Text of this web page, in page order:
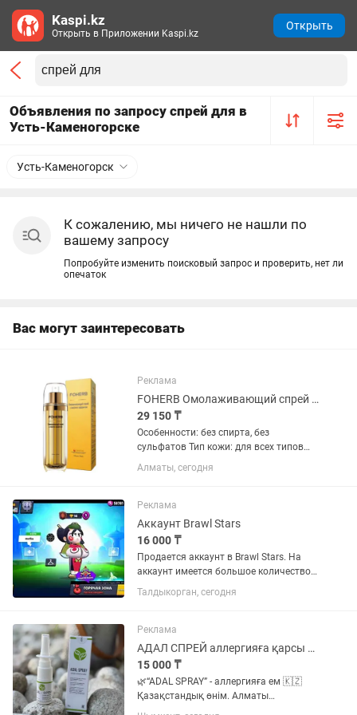
Объявления по запросу спрей для в
Усть-Каменогорске
Усть-Каменогорск
К сожалению, мы ничего не нашли по
вашему запросу
Попробуйте изменить поисковый запрос и проверить, нет ли
опечаток
Вас могут заинтересовать
Реклама
FOHERB Омолаживающий спрей с лифтинг эффектом, 120 мл
29 150 ₸
Особенности: без спирта, без
сульфатов Тип кожи: для всех типов
кожи, для жирной кожи, для
комбинированной кожи, для сухой
производства:...
Алматы, сегодня
Реклама
Аккаунт Brawl Stars
16 000 ₸
Продается аккаунт в Brawl Stars. На
аккаунт имеется большое количество
игровой валюты, большое количество
скинов (есть и которые уже не
из 105. Есть полностью...
Талдыкорган, сегодня
Реклама
АДАЛ СПРЕЙ аллергияға қарсы спрей
15 000 ₸
🌿“ADAL SPRAY” - аллергияға ем 🇰🇿
Қазақстандық өнім. Алматы
қаласында шығады 🏕️Таза табиғи
Kaspi.kz
Открыть в Приложении Kaspi.kz
Открыть